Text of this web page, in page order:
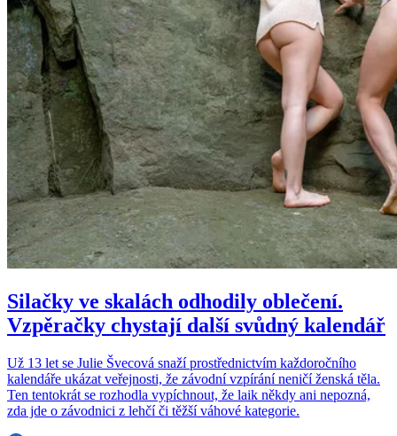
Silačky ve skalách odhodily oblečení.
Vzpěračky chystají další svůdný kalendář
Už 13 let se Julie Švecová snaží prostřednictvím každoročního
kalendáře ukázat veřejnosti, že závodní vzpírání neničí ženská těla.
Ten tentokrát se rozhodla vypíchnout, že laik někdy ani nepozná,
zda jde o závodnici z lehčí či těžší váhové kategorie.